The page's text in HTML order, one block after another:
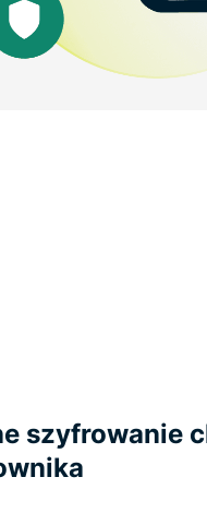
szyfrowanie